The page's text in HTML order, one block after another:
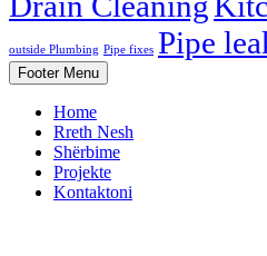
outside Plumbing Pipe fixes Pipe
Footer Menu
Home
Rreth Nesh
Shërbime
Projekte
Kontaktoni